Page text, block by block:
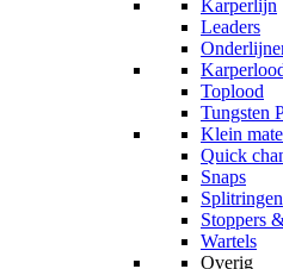
Karperlijn
Leaders
Toplood
Tungsten
Klein
Quick
Snaps
Splitringen
Stoppers
Wartels
Overig